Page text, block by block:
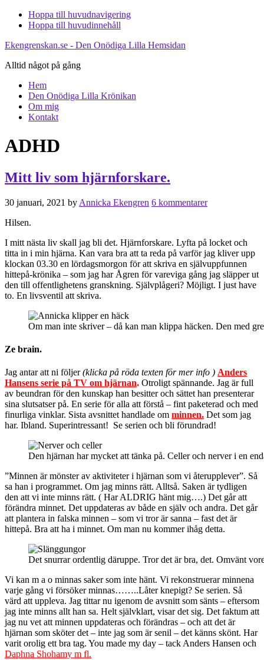
Hoppa till huvudnavigering
Hoppa till huvudinnehåll
Ekengrenskan.se - Den Onödiga Lilla Hemsidan
Alltid något på gång
Hem
Den Onödiga Lilla Krönikan
Om mig
Kontakt
ADHD
Mitt liv som hjärnforskare.
30 januari, 2021 by Annicka Ekengren 6 kommentarer
Hilsen.
I mitt nästa liv skall jag bli det. Hjärnforskare. Lyfta på locket och
titta in i min hjärna. Kan vara bra att ta reda på varför jag kliver upp
klockan 03.30 en lördagsmorgon för att skriva en självuppfunnen
hittepå-krönika – som jag har Ågren för vareviga gång jag släpper ut
den till offentlighetens granskning. Självplågeri? Möjligt. I just have
to. En livsventil att skriva.
Om man inte skriver – då kan man klippa häcken. Den med
Ze brain.
Jag antar att ni följer(klicka på röda texten för mer info ) Anders
Hansens serie på TV om hjärnan. Otroligt spännande. Jag är full
av beundran för den kunskap han besitter och sättet han presenterar
sina slutsatser på. En serie för alla att förstå – fint paketerad och med
finurliga vinklar. Sista avsnittet handlade om minnen. Det som jag
har. Ibland. Superintressant! Se serien och bli förundrad!
Den hjärnan har mycket att tänka på. Celler och nerver i en
”Minnen är mönster av aktiviteter i hjärnan som vi återupplever”. Så
sa han i programmet. Om jag minns rätt. Alltså. Saken är tydligen
den att vi inte minns rätt. ( Har ALDRIG hänt mig….) Det går att
förändra minnet. Det uppdateras av både en själv och andra. Det går
att plantera in falska minnen – som vi tror är sanna – fast det är
hittepå. Bra att ha i minnet. Om man nu kommer ihåg detta.
Det snurrar ordentlig däruppe. Tror det är bra, det. Omvänt
Vi kan m a o minnas saker som inte hänt. Vi rekonstruerar minnena
varje gång vi försöker minnas……..Låter knepigt? Se serien. Så
värd att uppleva. Jag tittar nu igenom de avsnitt som sänts – eftersom
jag inte minns allt han sa. Helt självklart, visar det sig. Det faktum att
jag nu vet att minnen uppdateras och förändras – och att det är
hjärnan som sköter det – inte jag som är senil – det känns skönt. Har
varit orolig ett bra tag. You made my day – tack Anders Hansen och
Daphna Shohamy m fl.